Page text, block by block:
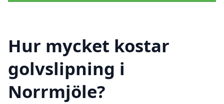
Hur mycket kostar
golvslipning i
Norrmjöle?